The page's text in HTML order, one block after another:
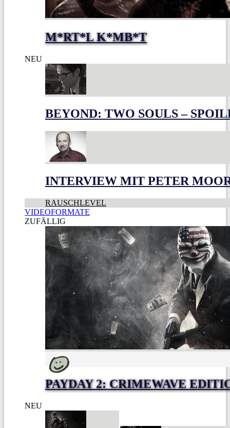
M*RT*L K*MB*T
NEU
BEYOND: TWO SOULS –
INTERVIEW MIT PETER
RAUSCHLEVEL
VIDEOFORMATE
ZUFÄLLIG
PAYDAY 2: CRIMEWAVE
NEU